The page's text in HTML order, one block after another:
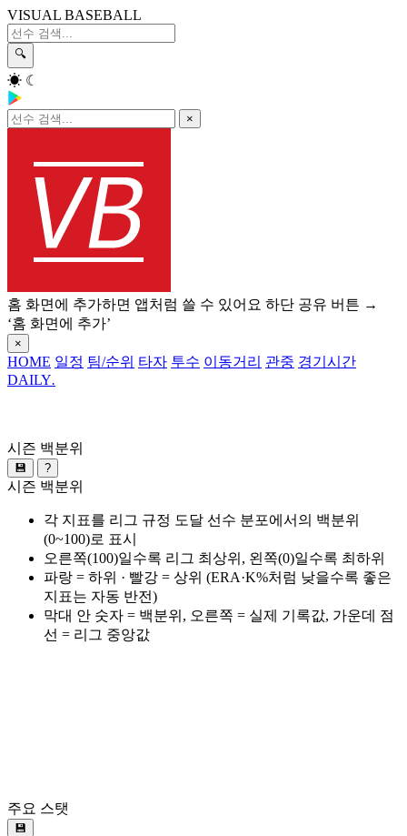
VISUAL BASEBALL
🔍
☀ ☾
×
홈 화면에 추가하면 앱처럼 쓸 수 있어요 하단 공유 버튼 →
‘홈 화면에 추가’
×
HOME 일정 팀/순위 타자 투수 이동거리 관중 경기시간
DAILY.
시즌 백분위
💾 ?
시즌 백분위
각 지표를 리그 규정 도달 선수 분포에서의 백분위
(0~100)로 표시
오른쪽(100)일수록 리그 최상위, 왼쪽(0)일수록 최하위
파랑 = 하위 · 빨강 = 상위 (ERA·K%처럼 낮을수록 좋은
지표는 자동 반전)
막대 안 숫자 = 백분위, 오른쪽 = 실제 기록값, 가운데 점
선 = 리그 중앙값
주요 스탯
💾